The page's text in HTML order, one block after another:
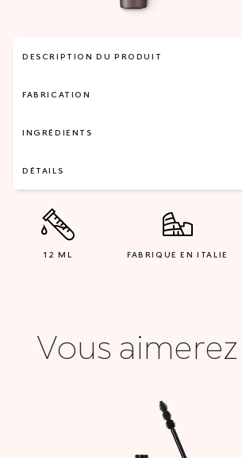
DESCRIPTION DU PRODUIT
FABRICATION
INGRÉDIENTS
DÉTAILS
12 ML FABRIQUE EN ITALIE
Vous